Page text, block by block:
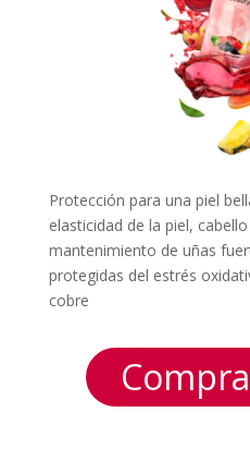
Protección para una piel
elasticidad de la piel,
mantenimiento de uñas
protegidas del estrés
cobre